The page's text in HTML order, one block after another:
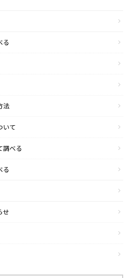
る
法
いて
調べる
る
せ